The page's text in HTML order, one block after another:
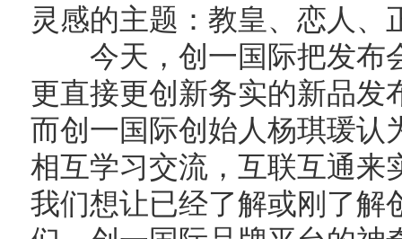
灵感的主题：教皇、恋人、
今天，创一国际把发布
更直接更创新务实的新品发
而创一国际创始人杨琪瑗认
相互学习交流，互联互通来
我们想让已经了解或刚了解